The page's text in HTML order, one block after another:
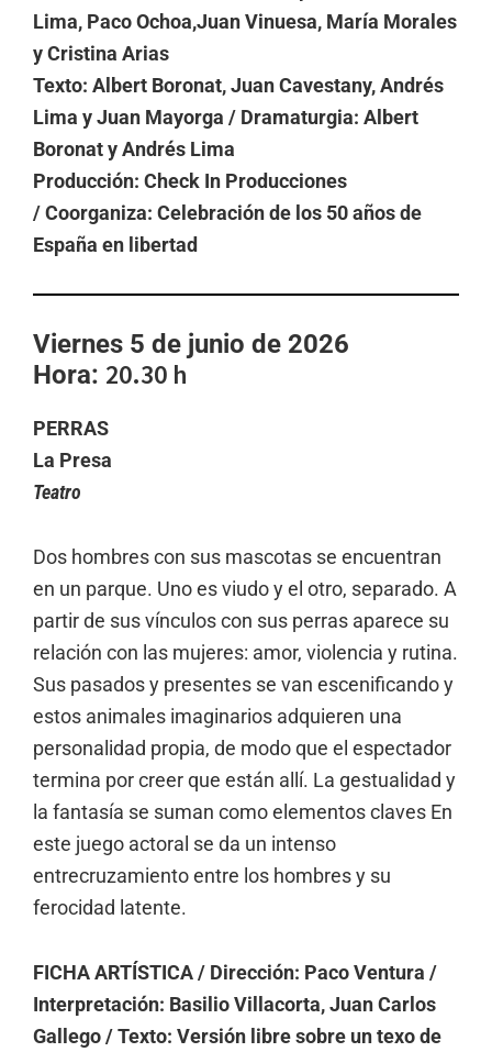
Lima, Paco Ochoa,Juan Vinuesa, María Morales
y Cristina Arias
Texto: Albert Boronat, Juan Cavestany, Andrés
Lima y Juan Mayorga / Dramaturgia: Albert
Boronat y Andrés Lima
Producción: Check In Producciones
/Coorganiza: Celebración de los 50 años de
España en libertad
Viernes 5 de junio de 2026
Hora: 20.30 h
PERRAS
La Presa
Teatro
Dos hombres con sus mascotas se encuentran
en un parque. Uno es viudo y el otro, separado. A
partir de sus vínculos con sus perras aparece su
relación con las mujeres: amor, violencia y rutina.
Sus pasados y presentes se van escenificando y
estos animales imaginarios adquieren una
personalidad propia, de modo que el espectador
termina por creer que están allí. La gestualidad y
la fantasía se suman como elementos claves En
este juego actoral se da un intenso
entrecruzamiento entre los hombres y su
ferocidad latente.
FICHA ARTÍSTICA / Dirección: Paco Ventura /
Interpretación: Basilio Villacorta, Juan Carlos
Gallego / Texto: Versión libre sobre un texo de